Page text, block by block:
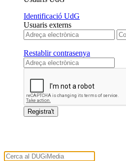
Identificació UdG
Usuaris externs
Restablir contrasenya